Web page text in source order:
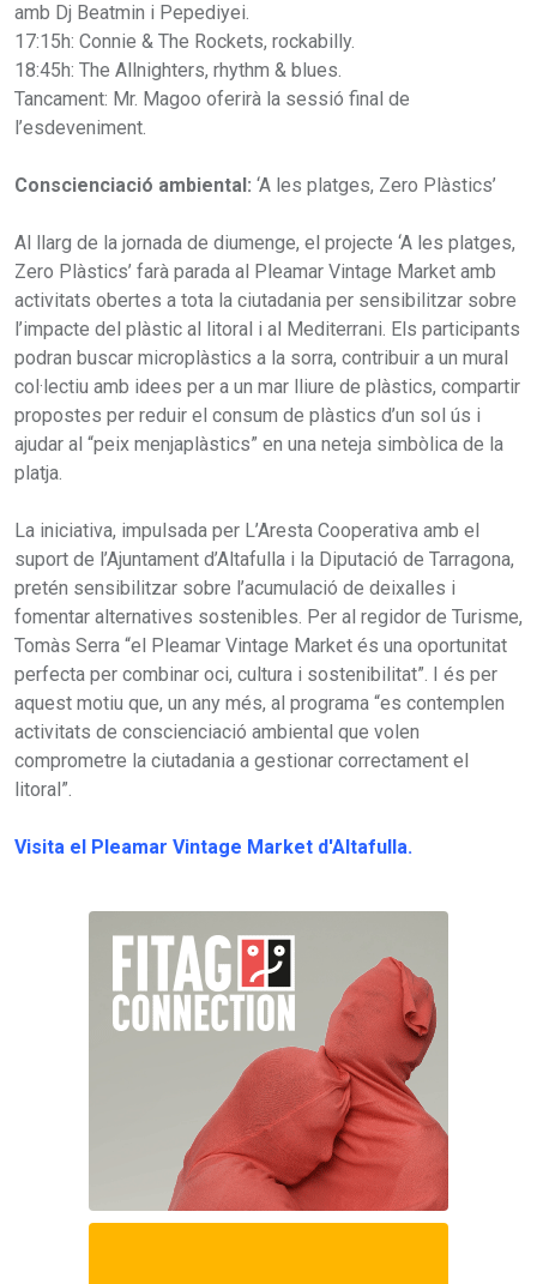
amb Dj Beatmin i Pepediyei.
17:15h: Connie & The Rockets, rockabilly.
18:45h: The Allnighters, rhythm & blues.
Tancament: Mr. Magoo oferirà la sessió final de
l’esdeveniment.
Conscienciació ambiental: ‘A les platges, Zero Plàstics’
Al llarg de la jornada de diumenge, el projecte ‘A les platges,
Zero Plàstics’ farà parada al Pleamar Vintage Market amb
activitats obertes a tota la ciutadania per sensibilitzar sobre
l’impacte del plàstic al litoral i al Mediterrani. Els participants
podran buscar microplàstics a la sorra, contribuir a un mural
col·lectiu amb idees per a un mar lliure de plàstics, compartir
propostes per reduir el consum de plàstics d’un sol ús i
ajudar al “peix menjaplàstics” en una neteja simbòlica de la
platja.
La iniciativa, impulsada per L’Aresta Cooperativa amb el
suport de l’Ajuntament d’Altafulla i la Diputació de Tarragona,
pretén sensibilitzar sobre l’acumulació de deixalles i
fomentar alternatives sostenibles. Per al regidor de Turisme,
Tomàs Serra “el Pleamar Vintage Market és una oportunitat
perfecta per combinar oci, cultura i sostenibilitat”. I és per
aquest motiu que, un any més, al programa “es contemplen
activitats de conscienciació ambiental que volen
comprometre la ciutadania a gestionar correctament el
litoral”.
Visita el Pleamar Vintage Market d'Altafulla.